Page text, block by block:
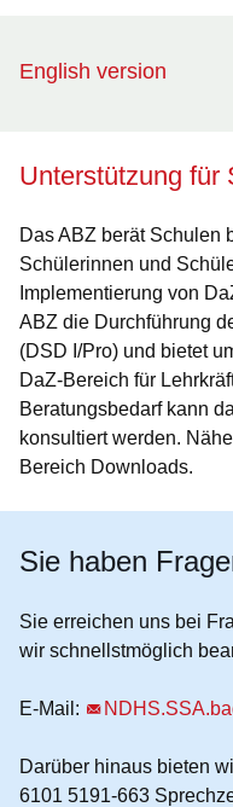
English version
Unterstützung für
Das ABZ berät Schulen
Schülerinnen und
Implementierung von
ABZ die Durchführung
(DSD I/Pro) und bietet
DaZ-Bereich für
Beratungsbedarf kann
konsultiert werden.
Bereich Downloads.
Sie haben
Sie erreichen uns bei
wir schnellstmöglich
E-Mail:
Darüber hinaus bieten
6101 5191-663